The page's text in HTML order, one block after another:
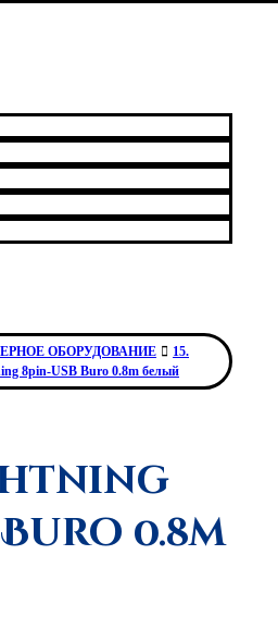
ОБОРУДОВАНИЕ
15.
8pin-USB Buro 0.8m белый
0.8m